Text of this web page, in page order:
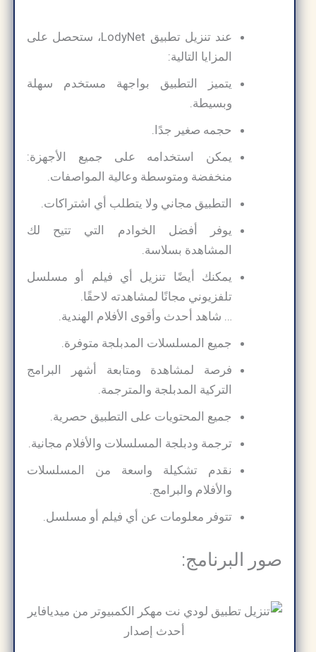
عند تنزيل تطبيق LodyNet، ستحصل على
المزايا التالية:
يتميز التطبيق بواجهة مستخدم سهلة
وبسيطة.
حجمه صغير جدًا.
يمكن استخدامه على جميع الأجهزة:
منخفضة ومتوسطة وعالية المواصفات.
التطبيق مجاني ولا يتطلب أي اشتراكات.
يوفر أفضل الخوادم التي تتيح لك
المشاهدة بسلاسة.
يمكنك أيضًا تنزيل أي فيلم أو مسلسل
تلفزيوني مجانًا لمشاهدته لاحقًا.
… شاهد أحدث وأقوى الأفلام الهندية.
جميع المسلسلات المدبلجة متوفرة.
فرصة لمشاهدة ومتابعة أشهر البرامج
التركية المدبلجة والمترجمة.
جميع المحتويات على التطبيق حصرية.
ترجمة ودبلجة المسلسلات والأفلام مجانية.
نقدم تشكيلة واسعة من المسلسلات
والأفلام والبرامج.
تتوفر معلومات عن أي فيلم أو مسلسل.
صور البرنامج: